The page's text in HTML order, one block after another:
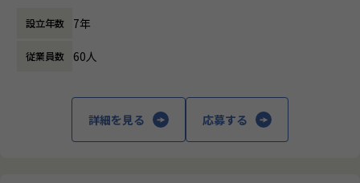
昨年度有給取得率８０％以上。プライベートも充実し、やり
ンと安定した納得の給与も得ることが可能です。
【業務の変更の範囲】
装
▼ビジネスサイド（PdM・経営層）と連携した技術的アプロ
ーチの策定
採用管理システムで、企業が効率的かつ効果
します。sonar ATSは、応募者の管理、面接
ます。また、AIを活用したエントリーシート
選考支援機能も搭載しており、企業の採用活
動をさらに効率化します。
設立年数 7年
従業員数 60人
詳細を見る 応募する